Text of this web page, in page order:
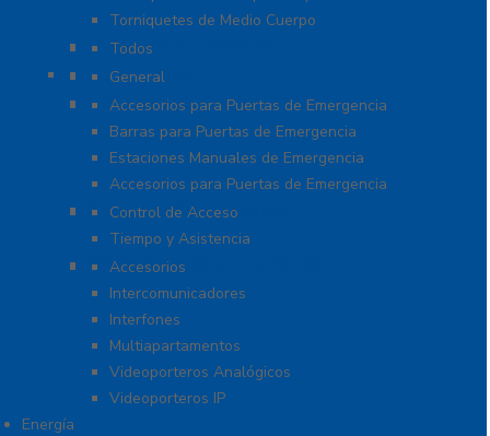
Torniquetes de Medio Cuerpo
Teclados Autónomos
Todos
Refacciones
General
Sistemas de Emergencia
Accesorios para Puertas de Emergencia
Barras para Puertas de Emergencia
Estaciones Manuales de Emergencia
Accesorios para Puertas de Emergencia
Software De Asistencia
Control de Acceso
Tiempo y Asistencia
Videoporteros e Interfonos
Accesorios
Intercomunicadores
Interfones
Multiapartamentos
Videoporteros Analógicos
Videoporteros IP
Energía